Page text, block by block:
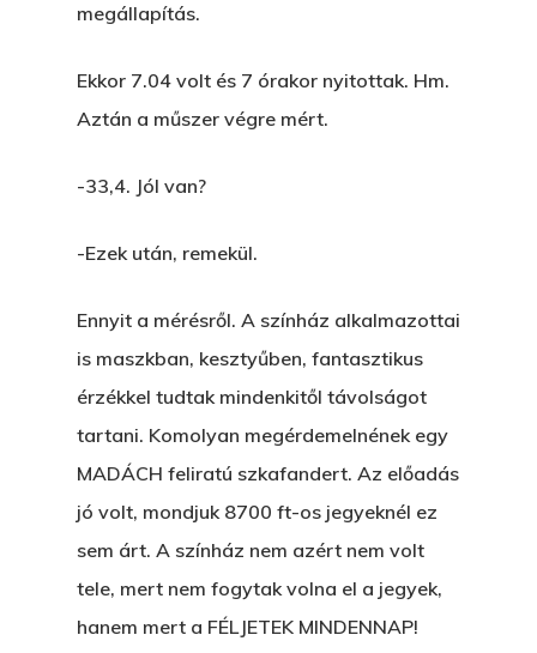
megállapítás.
Ekkor 7.04 volt és 7 órakor nyitottak. Hm.
Aztán a műszer végre mért.
-33,4. Jól van?
-Ezek után, remekül.
Ennyit a mérésről. A színház alkalmazottai
is maszkban, kesztyűben, fantasztikus
érzékkel tudtak mindenkitől távolságot
tartani. Komolyan megérdemelnének egy
MADÁCH feliratú szkafandert. Az előadás
jó volt, mondjuk 8700 ft-os jegyeknél ez
sem árt. A színház nem azért nem volt
tele, mert nem fogytak volna el a jegyek,
hanem mert a FÉLJETEK MINDENNAP!